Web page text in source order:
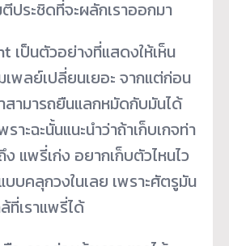
ตีประชิดที่จะผลักเราออกมา
เป็นตัวอย่างที่แสดงให้เห็น
เพลย์เปลี่ยนเยอะ จากแต่ก่อน
สามารถยืนแลกหมัดกับมันได้
าะฉะนั้นแนะนำว่าถ้าเก็บเกจท่า
แพรี่เก่ง อยากเก็บตัวไหนไว
บคลุกวงในเลย เพราะศัตรูมัน
ที่เราแพรี่ได้